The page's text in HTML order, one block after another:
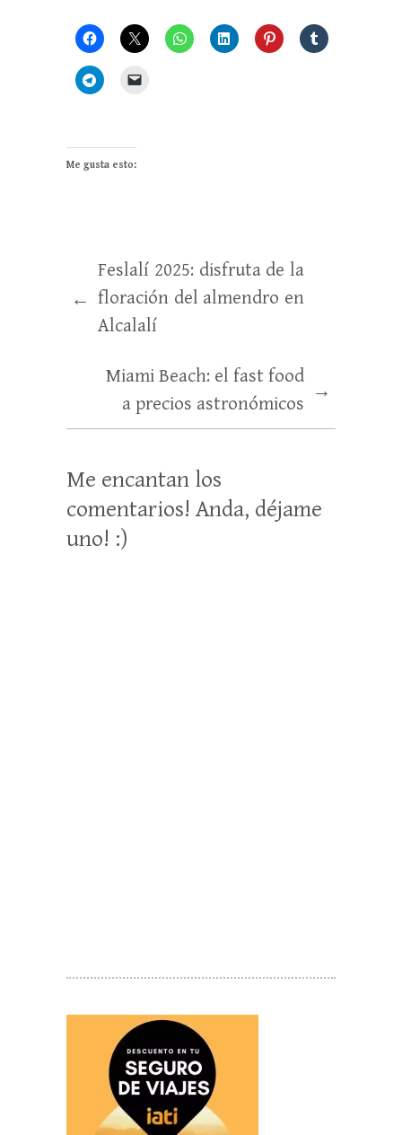
Me gusta esto:
←
Feslalí 2025: disfruta de la
floración del almendro en
Alcalalí
Miami Beach: el fast food
a precios astronómicos
→
Me encantan los
comentarios! Anda, déjame
uno! :)